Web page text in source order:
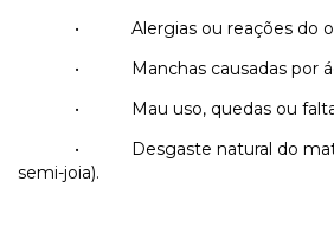
•
Alergias ou reações do
•
Manchas causadas por
•
Mau uso, quedas ou
•
Desgaste natural do
semi-joia).